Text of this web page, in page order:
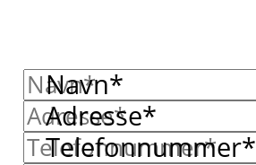
Navn*
Adresse*
Telefonnummer*